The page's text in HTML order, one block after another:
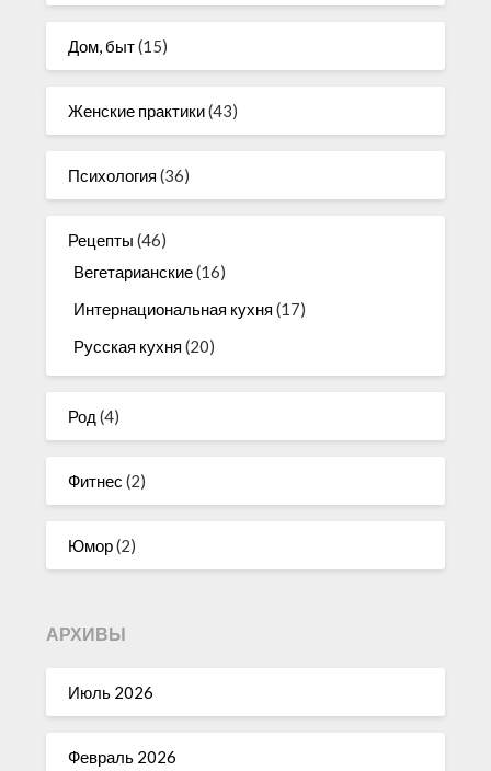
Дом, быт(15)
Женские практики(43)
Психология (36)
Рецепты (46)
Вегетарианские(16)
Интернациональная кухня (17)
Русская кухня (20)
Род (4)
Фитнес (2)
Юмор(2)
АРХИВЫ
Июль 2026
Февраль 2026